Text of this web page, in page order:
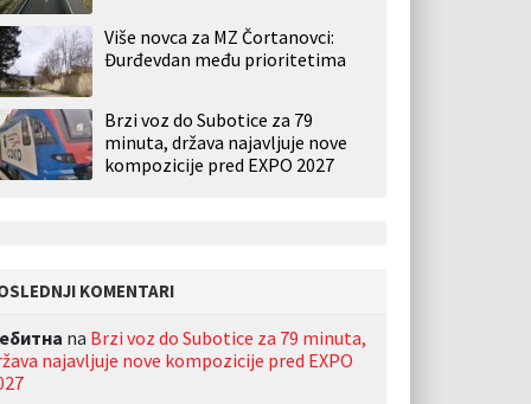
Više novca za MZ Čortanovci:
Đurđevdan među prioritetima
Brzi voz do Subotice za 79
minuta, država najavljuje nove
kompozicije pred EXPO 2027
KOMENTARI
na Brzi voz do Subotice za 79 minuta,
najavljuje nove kompozicije pred EXPO